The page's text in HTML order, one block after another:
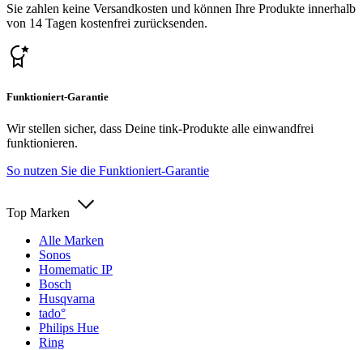
Sie zahlen keine Versandkosten und können Ihre Produkte innerhalb
von 14 Tagen kostenfrei zurücksenden.
Funktioniert-Garantie
Wir stellen sicher, dass Deine tink-Produkte alle einwandfrei
funktionieren.
So nutzen Sie die Funktioniert-Garantie
Top Marken
Alle Marken
Sonos
Homematic IP
Bosch
Husqvarna
tado°
Philips Hue
Ring